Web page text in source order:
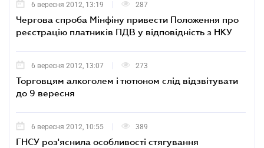
6 вересня 2012, 13:19 287
Чергова спроба Мінфіну привести Положення про
реєстрацію платників ПДВ у відповідність з НКУ
6 вересня 2012, 13:07 273
Торговцям алкоголем і тютюном слід відзвітувати
до 9 вересня
6 вересня 2012, 10:55 389
ГНСУ роз'яснила особливості стягування